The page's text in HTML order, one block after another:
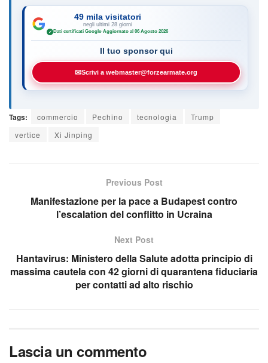
49 mila visitatori
negli ultimi 28 giorni
✓ Dati certificati Google·Aggiornato al 06 Agosto 2026
Il tuo sponsor qui
✉Scrivi a webmaster@forzearmate.org
Tags: commercio Pechino tecnologia
Trump
vertice
Xi Jinping
Previous Post
Manifestazione per la pace a Budapest contro
l’escalation del conflitto in Ucraina
Next Post
Hantavirus: Ministero della Salute adotta principio di
massima cautela con 42 giorni di quarantena fiduciaria
per contatti ad alto rischio
Lascia un commento